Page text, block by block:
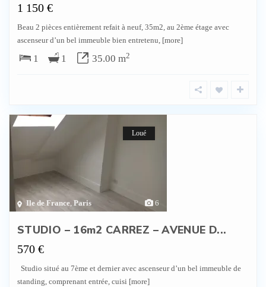
1 150 €
Beau 2 pièces entièrement refait à neuf, 35m2, au 2ème étage avec
ascenseur d’un bel immeuble bien entretenu, [more]
1 1 35.00 m2
6
Ile de France Paris
Loué
STUDIO – 16m2 CARREZ – AVENUE D...
570 €
Studio situé au 7ème et dernier avec ascenseur d’un bel immeuble de
standing, comprenant entrée, cuisi [more]